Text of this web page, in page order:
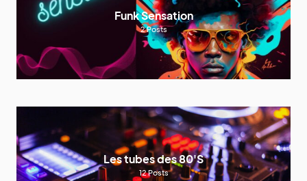
Funk Sensation
2Posts
Les tubes des 80'S
12Posts